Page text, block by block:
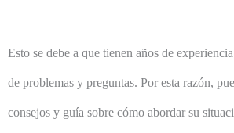
Esto se debe a que tienen años de
de problemas y preguntas. Por esta razón,
consejos y guía sobre cómo abordar su